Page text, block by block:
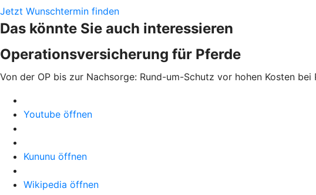
Jetzt Wunschtermin finden
Das könnte Sie auch interessieren
Operationsversicherung für Pferde
Von der OP bis zur Nachsorge: Rund-um-Schutz vor hohen Kosten
Youtube öffnen
Kununu öffnen
Wikipedia öffnen